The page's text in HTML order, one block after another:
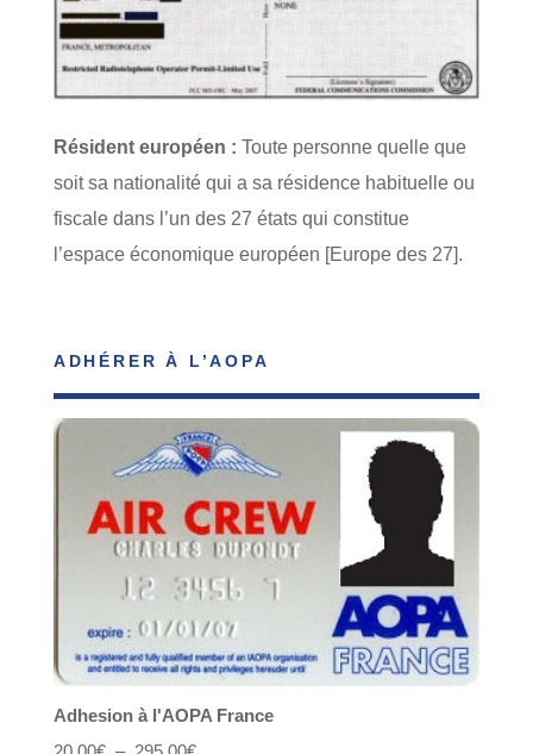
Résident européen : Toute personne quelle que
soit sa nationalité qui a sa résidence habituelle ou
fiscale dans l’un des 27 états qui constitue
l’espace économique européen [Europe des 27].
ADHÉRER À L’AOPA
Adhesion à l'AOPA France
Plage